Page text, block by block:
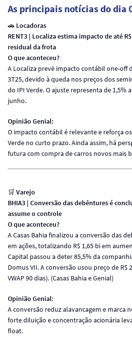
As principais notícias do dia
🚗 Locadoras
RENT3 | Localiza estima impacto de até
residual da frota
O que aconteceu?
A Localiza prevê impacto contábil one-off
3T25, devido à queda nos preços dos
do IPI Verde. O ajuste representa de 1,5%
junho.
Opinião Genial:
O impacto contábil é relevante e reforça
Verde no curto prazo. Ainda assim, há
futura com compra de carros novos mais
🛒 Varejo
BHIA3 | Conversão das debêntures é
assume o controle
O que aconteceu?
A Casas Bahia finalizou a conversão das
em ações, totalizando R$ 1,65 bi em
Capital passou a deter 85,5% da
Domus VII. A conversão usou preço de R$
VWAP 90 dias). (Casas Bahia e Genial)
Opinião Genial:
A conversão reduz alavancagem e marca
forte diluição e concentração acionária
float.